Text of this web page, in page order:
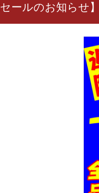
セールのお知らせ】